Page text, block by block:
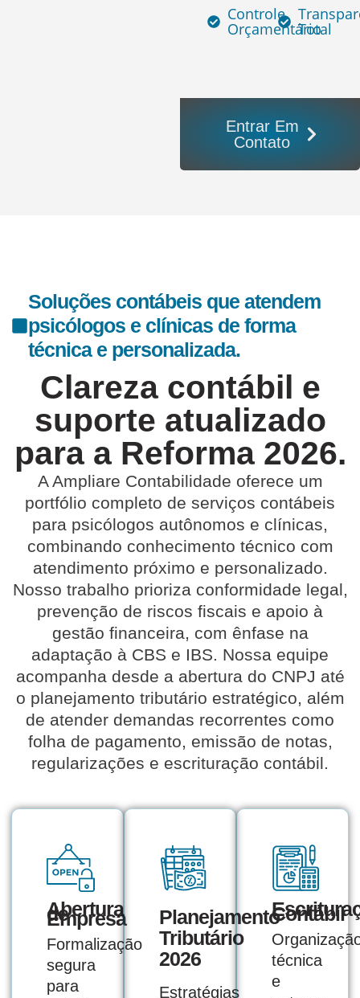
Controle
Orçamentário
Total
Entrar Em
Contato
Soluções contábeis que atendem
psicólogos e clínicas de forma
técnica e personalizada.
Clareza contábil e
suporte atualizado
para a Reforma 2026.
AAmpliare Contabilidade oferece um
portfólio completo de serviços contábeis
para psicólogos autônomos e clínicas,
combinando conhecimento técnico com
atendimento próximo e personalizado.
Nosso trabalho prioriza conformidade legal,
prevenção de riscos fiscais e apoio à
gestão financeira, com ênfase na
adaptação à CBS e IBS. Nossa equipe
acompanha desde a abertura do CNPJ até
o planejamento tributário estratégico, além
de atender demandas recorrentes como
folha de pagamento, emissão de notas,
regularizações e escrituração contábil.
Abertura
de
Empresa
Formalização
segura
para
Planejamento
Tributário
2026
Estratégias
Contábil
técnica
e